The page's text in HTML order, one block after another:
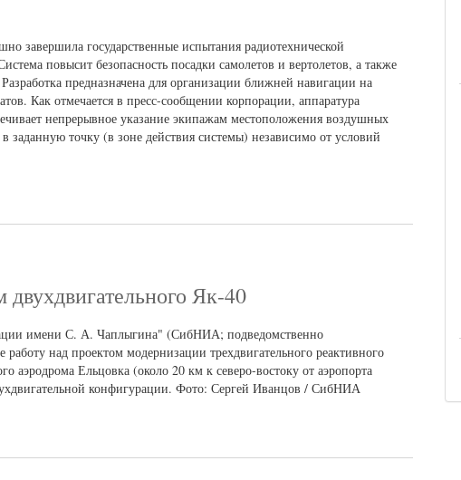
завершила государственные испытания радиотехнической
повысит безопасность посадки самолетов и вертолетов, а также
предназначена для организации ближней навигации на
Как отмечается в пресс-сообщении корпорации, аппаратура
непрерывное указание экипажам местоположения воздушных
заданную точку (в зоне действия системы) независимо от условий
Як-40
имени С. А. Чаплыгина" (СибНИА; подведомственно
над проектом модернизации трехдвигательного реактивного
аэродрома Ельцовка (около 20 км к северо-востоку от аэропорта
конфигурации. Фото: Сергей Иванцов / СибНИА